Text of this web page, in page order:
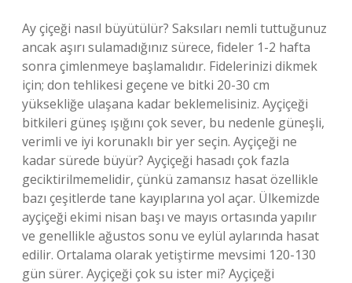
Ay çiçeği nasıl büyütülür? Saksıları nemli tuttuğunuz
ancak aşırı sulamadığınız sürece, fideler 1-2 hafta
sonra çimlenmeye başlamalıdır. Fidelerinizi dikmek
için; don tehlikesi geçene ve bitki 20-30 cm
yüksekliğe ulaşana kadar beklemelisiniz. Ayçiçeği
bitkileri güneş ışığını çok sever, bu nedenle güneşli,
verimli ve iyi korunaklı bir yer seçin. Ayçiçeği ne
kadar sürede büyür? Ayçiçeği hasadı çok fazla
geciktirilmemelidir, çünkü zamansız hasat özellikle
bazı çeşitlerde tane kayıplarına yol açar. Ülkemizde
ayçiçeği ekimi nisan başı ve mayıs ortasında yapılır
ve genellikle ağustos sonu ve eylül aylarında hasat
edilir. Ortalama olarak yetiştirme mevsimi 120-130
gün sürer. Ayçiçeği çok su ister mi? Ayçiçeği